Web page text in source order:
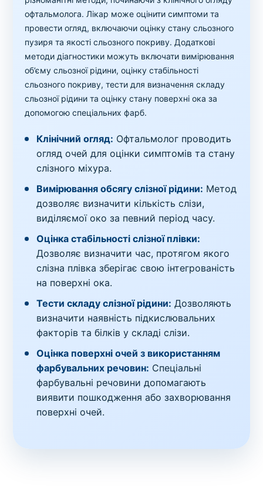
офтальмолога. Лікар може оцінити симптоми та
провести огляд, включаючи оцінку стану сльозного
пузиря та якості сльозного покриву. Додаткові
методи діагностики можуть включати вимірювання
об’єму сльозної рідини, оцінку стабільності
сльозного покриву, тести для визначення складу
сльозної рідини та оцінку стану поверхні ока за
допомогою спеціальних фарб.
Клінічний огляд: Офтальмолог проводить
огляд очей для оцінки симптомів та стану
слізного міхура.
Вимірювання обсягу слізної рідини: Метод
дозволяє визначити кількість слізи,
виділяємої око за певний період часу.
Оцінка стабільності слізної плівки:
Дозволяє визначити час, протягом якого
слізна плівка зберігає свою інтегрованість
на поверхні ока.
Тести складу слізної рідини: Дозволяють
визначити наявність підкислювальних
факторів та білків у складі слізи.
Оцінка поверхні очей з використанням
фарбувальних речовин: Спеціальні
фарбувальні речовини допомагають
виявити пошкодження або захворювання
поверхні очей.